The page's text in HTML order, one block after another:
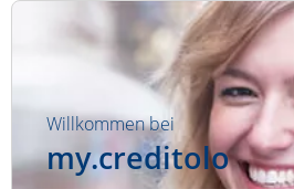
Willkommen bei
my.creditolo